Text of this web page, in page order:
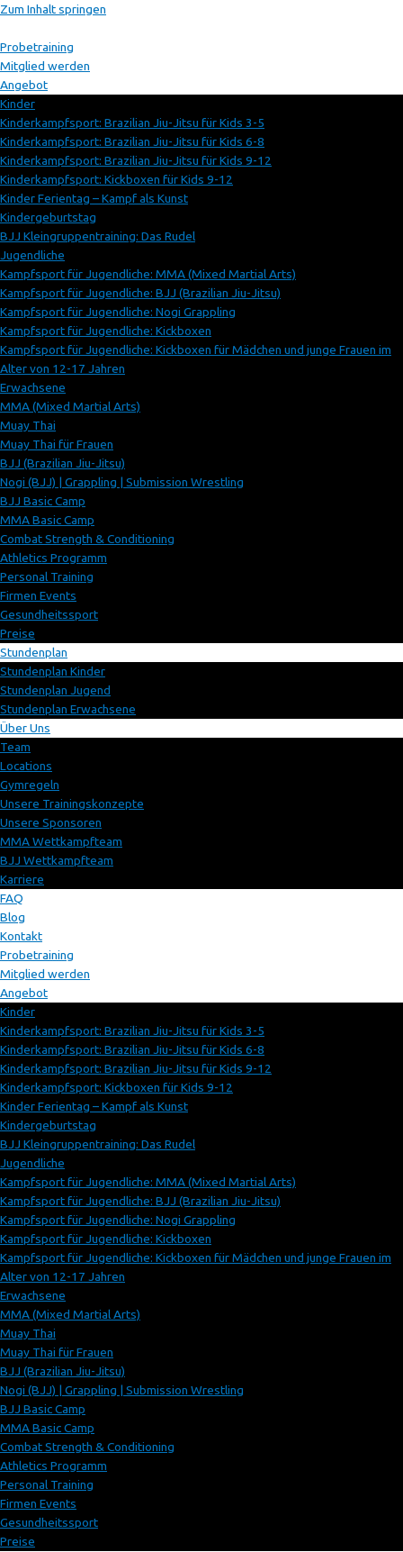
Zum Inhalt springen
Probetraining
Mitglied werden
Angebot
Kinder
Kinderkampfsport: Brazilian Jiu-Jitsu für Kids 3-5
Kinderkampfsport: Brazilian Jiu-Jitsu für Kids 6-8
Kinderkampfsport: Brazilian Jiu-Jitsu für Kids 9-12
Kinderkampfsport: Kickboxen für Kids 9-12
Kinder Ferientag – Kampf als Kunst
Kindergeburtstag
BJJ Kleingruppentraining: Das Rudel
Jugendliche
Kampfsport für Jugendliche: MMA (Mixed Martial Arts)
Kampfsport für Jugendliche: BJJ (Brazilian Jiu-Jitsu)
Kampfsport für Jugendliche: Nogi Grappling
Kampfsport für Jugendliche: Kickboxen
Kampfsport für Jugendliche: Kickboxen für Mädchen und junge Frauen im
Alter von 12-17 Jahren
Erwachsene
MMA (Mixed Martial Arts)
Muay Thai
Muay Thai für Frauen
BJJ (Brazilian Jiu-Jitsu)
Nogi (BJJ) | Grappling | Submission Wrestling
BJJ Basic Camp
MMA Basic Camp
Combat Strength & Conditioning
Athletics Programm
Personal Training
Firmen Events
Gesundheitssport
Preise
Stundenplan
Stundenplan Kinder
Stundenplan Jugend
Stundenplan Erwachsene
Über Uns
Team
Locations
Gymregeln
Unsere Trainingskonzepte
Unsere Sponsoren
MMA Wettkampfteam
BJJ Wettkampfteam
Karriere
FAQ
Blog
Kontakt
Probetraining
Mitglied werden
Angebot
Kinder
Kinderkampfsport: Brazilian Jiu-Jitsu für Kids 3-5
Kinderkampfsport: Brazilian Jiu-Jitsu für Kids 6-8
Kinderkampfsport: Brazilian Jiu-Jitsu für Kids 9-12
Kinderkampfsport: Kickboxen für Kids 9-12
Kinder Ferientag – Kampf als Kunst
Kindergeburtstag
BJJ Kleingruppentraining: Das Rudel
Jugendliche
Kampfsport für Jugendliche: MMA (Mixed Martial Arts)
Kampfsport für Jugendliche: BJJ (Brazilian Jiu-Jitsu)
Kampfsport für Jugendliche: Nogi Grappling
Kampfsport für Jugendliche: Kickboxen
Kampfsport für Jugendliche: Kickboxen für Mädchen und junge Frauen im
Alter von 12-17 Jahren
Erwachsene
MMA (Mixed Martial Arts)
Muay Thai
Muay Thai für Frauen
BJJ (Brazilian Jiu-Jitsu)
Nogi (BJJ) | Grappling | Submission Wrestling
BJJ Basic Camp
MMA Basic Camp
Combat Strength & Conditioning
Athletics Programm
Personal Training
Firmen Events
Gesundheitssport
Preise